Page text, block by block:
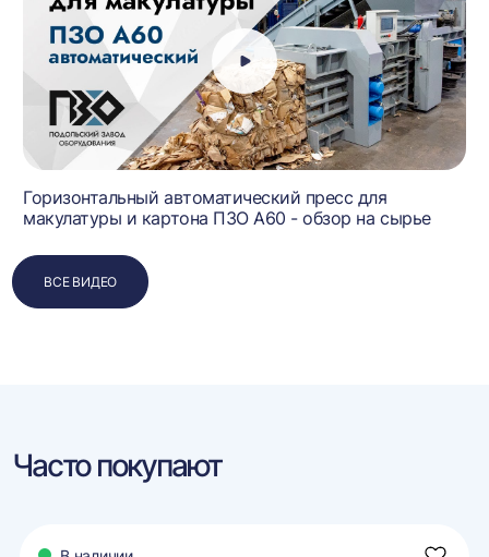
Горизонтальный автоматический пресс для
макулатуры и картона ПЗО А60 - обзор на сырье
ВСЕ ВИДЕО
Часто покупают